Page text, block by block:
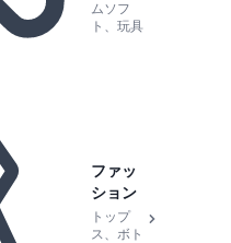
ムソフ
ト、玩具
ファッ
ション
トップ
ス、ボト